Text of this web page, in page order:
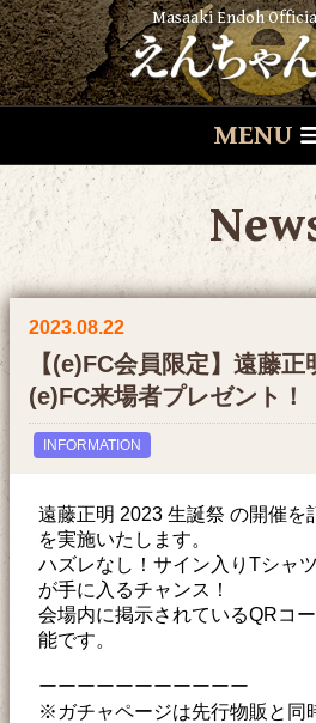
Masaaki Endoh
MENU
2023.08.22
【(e)FC会員限定】遠藤
(e)FC来場者プレゼント！
INFORMATION
遠藤正明 2023 生誕祭 の開催を
を実施いたします。
ハズレなし！サイン入りTシャ
が手に入るチャンス！
会場内に掲示されているQRコ
能です。
ーーーーーーーーーーー
※ガチャページは先行物販と同